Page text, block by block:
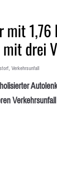
mit
drei
, Verkehrsunfall